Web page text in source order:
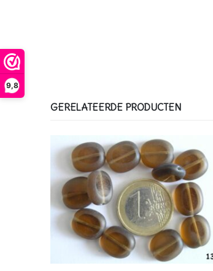
9,8
GERELATEERDE PRODUCTEN